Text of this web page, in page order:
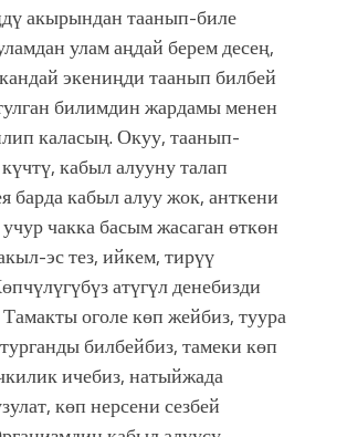
акырындан таанып-биле
улам аңдай берем десең,
экениңди таанып билбей
билимдин жардамы менен
каласың. Окуу, таанып-
кабыл алууну талап
барда кабыл алуу жок, анткени
чакка басым жасаган өткөн
эс тез, ийкем, тирүү
атүгүл денебизди
Тамакты оголе көп жейбиз, туура
билбейбиз, тамеки көп
ичебиз, натыйжада
көп нерсени сезбей